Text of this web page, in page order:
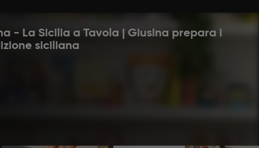
- La Sicilia a Tavola | Giusina prepara i
siciliana